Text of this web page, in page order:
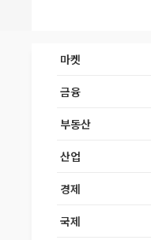
마켓
금융
부동산
산업
경제
국제